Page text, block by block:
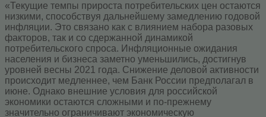
«Текущие темпы прироста потребительских цен остаются
низкими, способствуя дальнейшему замедлению годовой
инфляции. Это связано как с влиянием набора разовых
факторов, так и со сдержанной динамикой
потребительского спроса. Инфляционные ожидания
населения и бизнеса заметно уменьшились, достигнув
уровней весны 2021 года. Снижение деловой активности
происходит медленнее, чем Банк России предполагал в
июне. Однако внешние условия для российской
экономики остаются сложными и по-прежнему
значительно ограничивают экономическую